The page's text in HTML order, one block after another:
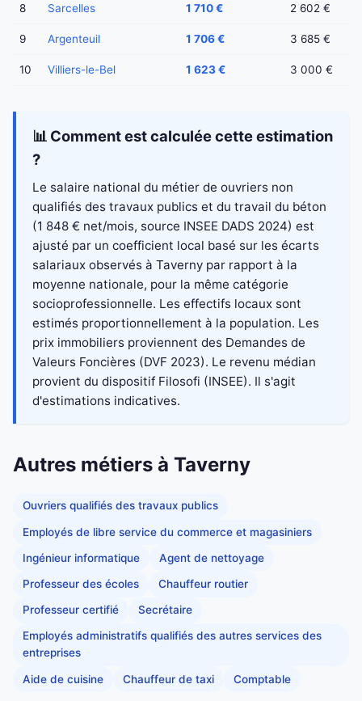
8 Sarcelles 1 710 € 2 602 €
9 Argenteuil 1 706 € 3 685 €
10 Villiers-le-Bel 1 623 € 3 000 €
📊 Comment est calculée cette estimation
?
Le salaire national du métier de ouvriers non
qualifiés des travaux publics et du travail du béton
(1 848 € net/mois, source INSEE DADS 2024) est
ajusté par un coefficient local basé sur les écarts
salariaux observés à Taverny par rapport à la
moyenne nationale, pour la même catégorie
socioprofessionnelle. Les effectifs locaux sont
estimés proportionnellement à la population. Les
prix immobiliers proviennent des Demandes de
Valeurs Foncières (DVF 2023). Le revenu médian
provient du dispositif Filosofi (INSEE). Il s'agit
d'estimations indicatives.
Autres métiers à Taverny
Ouvriers qualifiés des travaux publics
Employés de libre service du commerce et magasiniers
Ingénieur informatique Agent de nettoyage
Professeur des écoles Chauffeur routier
Professeur certifié Secrétaire
Employés administratifs qualifiés des autres services des
entreprises
Aide de cuisine Chauffeur de taxi Comptable